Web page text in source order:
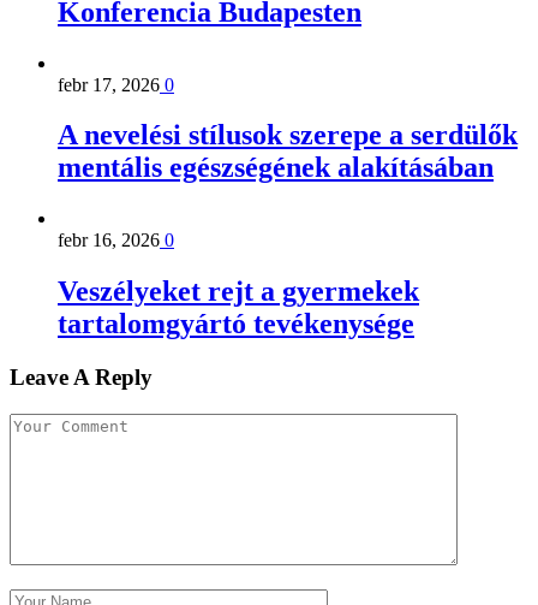
Konferencia Budapesten
febr 17, 2026 0
A nevelési stílusok szerepe a serdülők
mentális egészségének alakításában
febr 16, 2026 0
Veszélyeket rejt a gyermekek
tartalomgyártó tevékenysége
Leave A Reply